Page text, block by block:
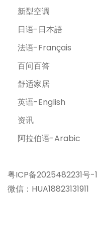
新型空调
日语-日本語
法语-Français
百问百答
舒适家居
英语-English
资讯
阿拉伯语-Arabic
粤ICP备2025482231号-1
微信：HUA18823131911